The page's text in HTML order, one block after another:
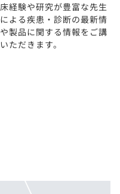
経験や研究が豊富な先生
よる疾患・診断の最新情
製品に関する情報をご講
ただきます。